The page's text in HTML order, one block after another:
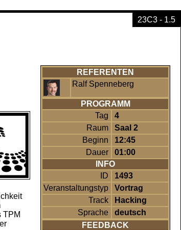
23C3 - 1.5
REFERENTEN
Ralf Spenneberg
PROGRAMM
Tag
4
Raum
Saal 2
Beginn
12:45
Dauer
01:00
INFO
ID
1493
Veranstaltungstyp
Vortrag
Track
Hacking
Sprache
deutsch
FEEDBACK
TPM